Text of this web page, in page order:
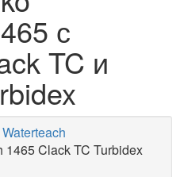
с
TC и
1465 Clack TC Turbidex